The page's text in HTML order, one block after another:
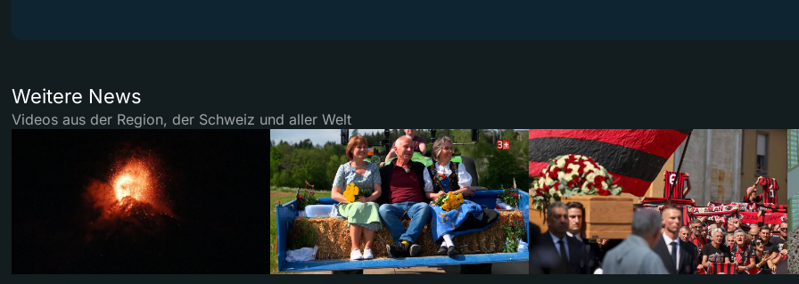
Weitere News
Videos aus der Region, der Schweiz und aller Welt